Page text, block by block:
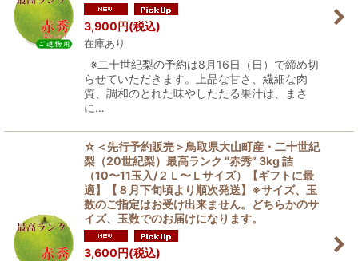
3,900円(税込)
在庫あり
※二十世紀梨の予約は8月16日（日）で締め切
らせていただきます。上品な甘さ、繊細な肉
質、調和のとれた味やしたたる果汁は、まさ
に…
☆＜先行予約販売＞鳥取県大山町産・二十世紀
梨（20世紀梨）最高ランク “赤秀” 3kg 詰
（10〜11玉入/２Ｌ〜Ｌサイズ）【ギフトに最
適】【８月下旬頃より順次発送】※サイズ、玉
数のご指定はお受け出来ません。どちらかのサ
イズ、玉数でのお届けになります。
3,600円(税込)